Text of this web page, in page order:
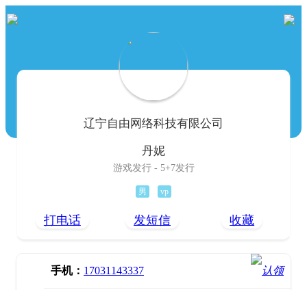
辽宁自由网络科技有限公司
丹妮
游戏发行 - 5+7发行
男 vp
打电话 发短信 收藏
手机： 17031143337